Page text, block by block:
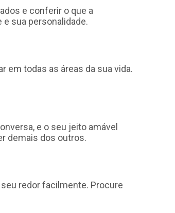
e conferir o que a
sua personalidade.
em todas as áreas da sua vida.
e o seu jeito amável
demais dos outros.
redor facilmente. Procure